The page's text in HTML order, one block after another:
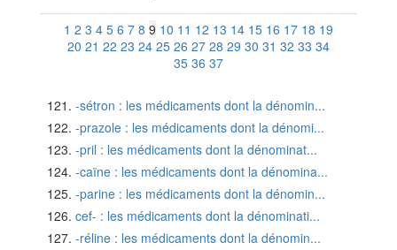
1 2 3 4 5 6 7 8 9 10 11 12 13 14 15 16 17 18 19
20 21 22 23 24 25 26 27 28 29 30 31 32 33 34
35 36 37
-sétron : les médicaments dont la dénomin...
-prazole : les médicaments dont la dénomi...
-pril : les médicaments dont la dénominat...
-caïne : les médicaments dont la dénomina...
-parine : les médicaments dont la dénomin...
cef- : les médicaments dont la dénominati...
-réline : les médicaments dont la dénomin...